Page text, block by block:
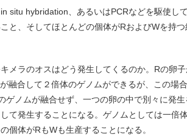
situ hybridation、あるいはPCRなどを駆使し
と、そしてほとんどの個体がRおよびWを持
メラのオスはどう発生してくるのか。Rの卵
融合して２倍体のゲノムができるが、この場
ゲノムが融合せず、一つの卵の中で別々に発
て発生することになる。ゲノムとしては一倍
個体がRもWも生産することになる。